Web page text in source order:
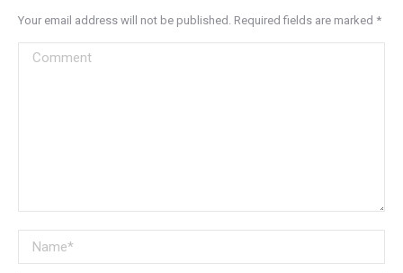
Your email address will not be published. Required fields are marked *
Comment
Name *